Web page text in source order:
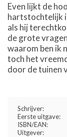
Even lijkt de
hartstochtelijk
als hij
de grote
waarom ben ik
toch het
door de tuinen
Schrijver:
Eerste uitgave:
ISBN/EAN:
Uitgever: